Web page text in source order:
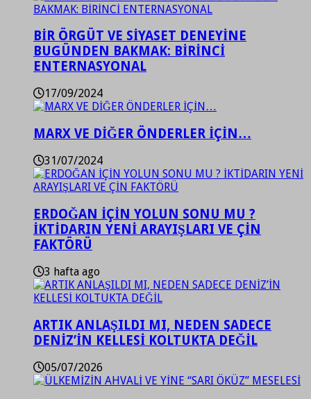
BİR ÖRGÜT VE SİYASET DENEYİNE
BUGÜNDEN BAKMAK: BİRİNCİ
ENTERNASYONAL
17/09/2024
MARX VE DİĞER ÖNDERLER İÇİN…
31/07/2024
ERDOĞAN İÇİN YOLUN SONU MU ?
İKTİDARIN YENİ ARAYIŞLARI VE ÇİN
FAKTÖRÜ
3 hafta ago
ARTIK ANLAŞILDI MI, NEDEN SADECE
DENİZ’İN KELLESİ KOLTUKTA DEĞİL
05/07/2026